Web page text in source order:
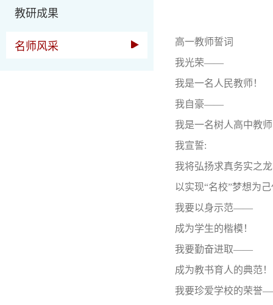
教研成果
名师风采
高一教师誓词
我光荣——
我是一名人民教师！
我自豪——
我是一名树人高中教
我宣誓:
我将弘扬求真务实之
以实现“名校”梦想为
我要以身示范——
成为学生的楷模！
我要勤奋进取——
成为教书育人的典范！
我要珍爱学校的荣誉